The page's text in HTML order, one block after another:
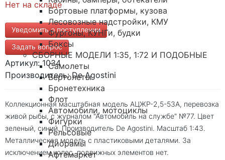
Бортовые платформы, кузова
Лесовозные надстройки, КМУ
Фургоны, КУНГи, будки
Боксы
СБОРНЫЕ МОДЕЛИ 1:35, 1:72 И ПОДОБНЫЕ
Самолеты
Вертолеты
Бронетехника
Флот
Автомобили, мотоциклы
Фигурки
Рельсовые
Диорамы
Афтемаркет
Нет на складе
Уведомить о поступлении
Задать вопрос
Артикул: 1034
Производитель: De Agostini
Коллекционная масштабная модель АЦЖР-2,5-53А, перевозка
живой рыбы, с журналом "Автомобиль на службе" №77. Цвет
зеленый, синий. Производитель De Agostini. Масштаб 1:43.
Металлическая модель с пластиковыми деталями. За
исключением колес, подвижных элементов нет.